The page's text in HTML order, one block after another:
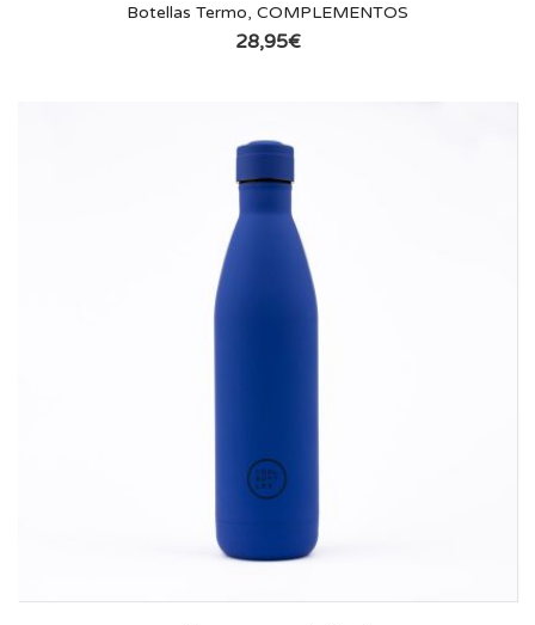
Botellas Termo, COMPLEMENTOS
28,95€